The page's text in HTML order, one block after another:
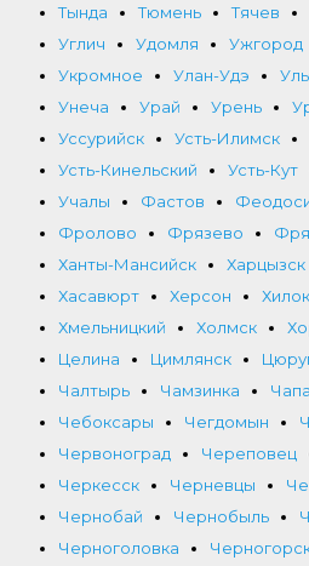
Тында
Тюмень Тячев
Углич
Удомля Ужгород
Укромное
Улан-Удэ
Унеча
Урай Урень
Уссурийск
Усть-Илимск
Усть-Кинельский
Усть-Кут
Учалы
Фастов
Фролово
Фрязево
Ханты-Мансийск
Харцызск
Хасавюрт
Херсон Хилок
Хмельницкий
Холмск
Целина
Цимлянск
Чалтырь
Чамзинка
Чебоксары
Чегдомын
Червоноград
Череповец
Черкесск
Черневцы
Чернобай
Чернобыль
Черноголовка